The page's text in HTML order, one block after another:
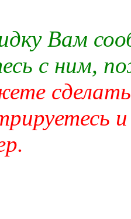
Вам
с ним,
сделать